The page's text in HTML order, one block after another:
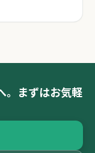
。まずはお気軽